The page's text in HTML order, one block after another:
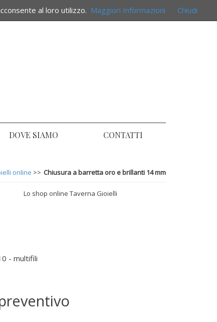
DOVE SIAMO CONTATTI
Chiusura a barretta oro e brillanti 14 mm
online >>
Lo shop online Taverna Gioielli
- multifili
al loro utilizzo. Maggiori Informazioni Chiudi